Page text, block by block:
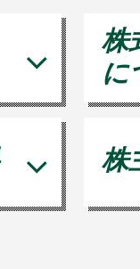
株
に
株